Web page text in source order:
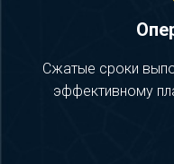
Сжатые сроки
эффективному